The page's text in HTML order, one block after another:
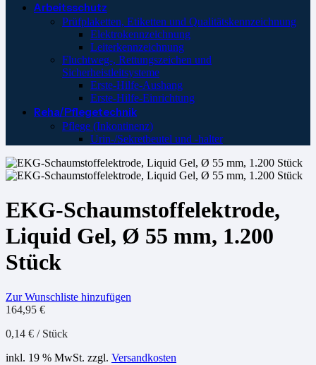
Arbeitsschutz
Prüfplaketten, Etiketten und Qualitätskennzeichnung
Elektrokennzeichnung
Leiterkennzeichnung
Fluchtweg-, Rettungszeichen und
Sicherheistleitsysteme
Erste-Hilfe-Aushang
Erste-Hilfe-Einrichtung
Reha/Pflegetechnik
Pflege (Inkontinenz)
Urin-/Sekretbeutel und -halter
EKG-Schaumstoffelektrode,
Liquid Gel, Ø 55 mm, 1.200
Stück
Zur Wunschliste hinzufügen
164,95 €
0,14 € / Stück
inkl. 19 % MwSt. zzgl. Versandkosten